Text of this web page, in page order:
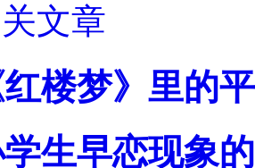
文章
楼梦》里的
生早恋现象